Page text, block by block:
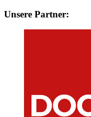
Unsere Partner: